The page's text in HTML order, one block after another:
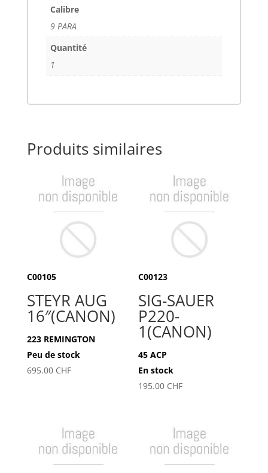
Calibre
9 PARA
Quantité
1
Produits similaires
C00105
STEYR AUG
16″(CANON)
223 REMINGTON
Peu de stock
695.00 CHF
C00123
SIG-SAUER
P220-
1(CANON)
45 ACP
En stock
195.00 CHF